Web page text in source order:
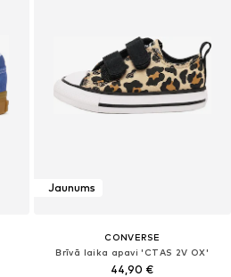
Jaunums
CONVERSE
Brīvā laika apavi 'CTAS 2V OX'
44,90 €